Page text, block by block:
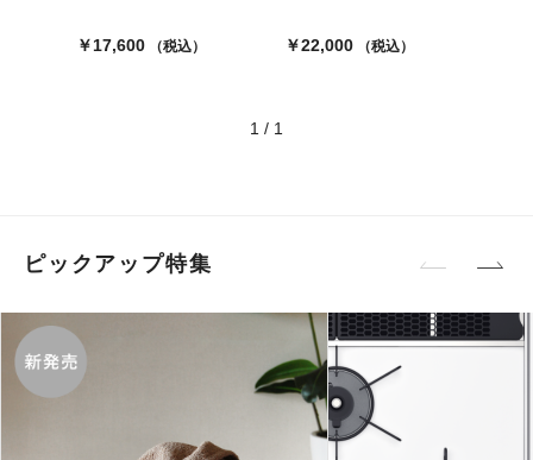
￥17,600 （税込） ￥22,000 （税込）
1 / 1
ピックアップ特集